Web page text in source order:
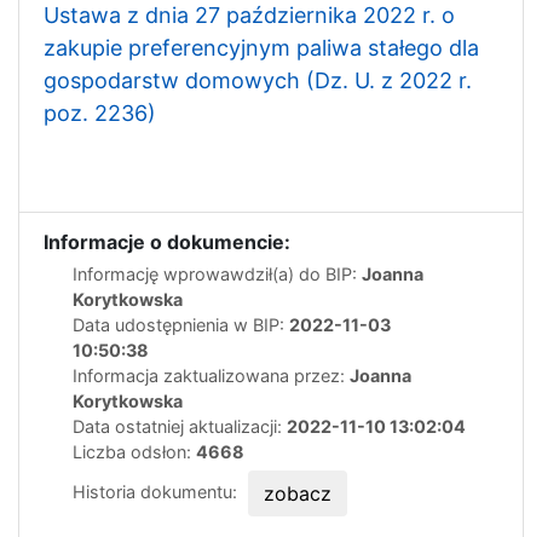
Ustawa z dnia 27 października 2022 r. o
zakupie preferencyjnym paliwa stałego dla
gospodarstw domowych (Dz. U. z 2022 r.
poz. 2236)
Informacje o dokumencie:
Informację wprowawdził(a) do BIP: Joanna
Korytkowska
Data udostępnienia w BIP: 2022-11-03
10:50:38
Informacja zaktualizowana przez: Joanna
Korytkowska
Data ostatniej aktualizacji: 2022-11-10 13:02:04
Liczba odsłon: 4668
Historia dokumentu:
zobacz